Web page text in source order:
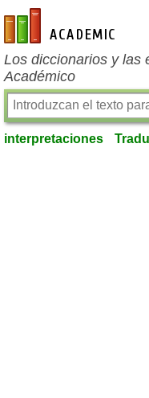
es-academic.com
Los diccionarios y las
Académico
interpretaciones